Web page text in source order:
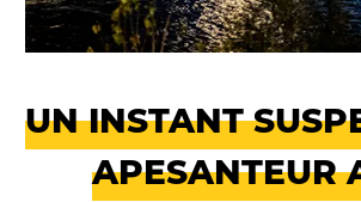
UN INSTANT
APESANTEUR